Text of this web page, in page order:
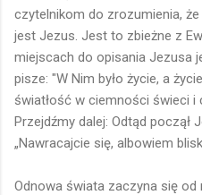
czytelnikom do zrozumienia,
jest Jezus. Jest to zbieżne z
miejscach do opisania Jezusa
pisze: "W Nim było życie, a
światłość w ciemności świeci i
Przejdźmy dalej: Odtąd począł
„Nawracajcie się, albowiem
Odnowa świata zaczyna się od